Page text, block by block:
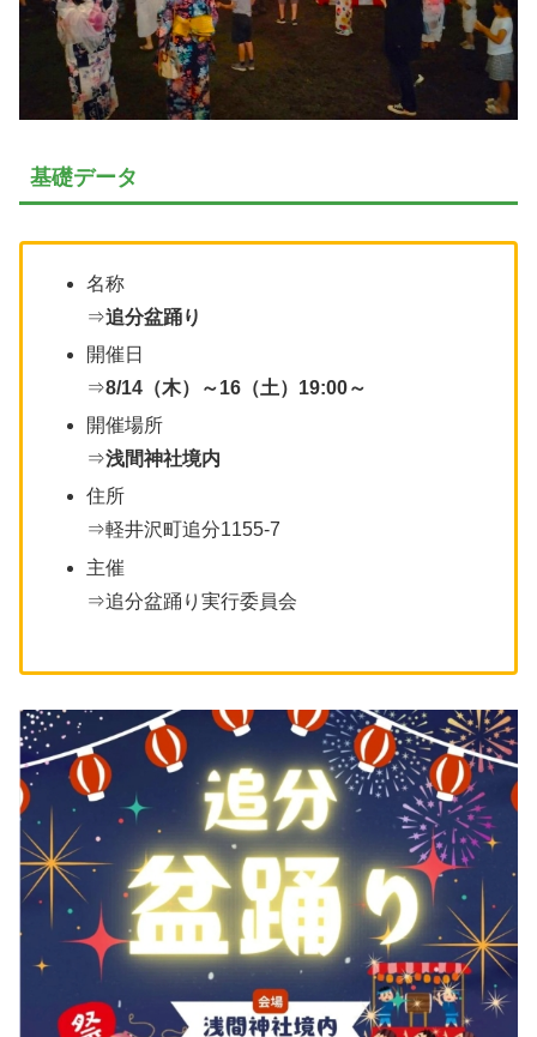
基礎データ
名称
⇒追分盆踊り
開催日
⇒8/14（木）～16（土）19:00～
開催場所
⇒浅間神社境内
住所
⇒軽井沢町追分1155-7
主催
⇒追分盆踊り実行委員会